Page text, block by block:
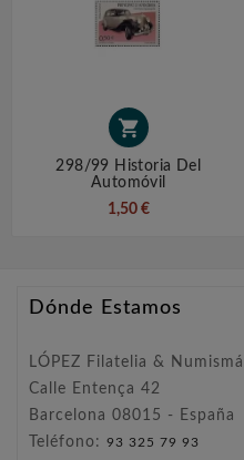

298/99 Historia Del
Automóvil
1,50 €
Dónde Estamos
LÓPEZ Filatelia &
Calle Entença 42
Barcelona 08015 - España
Teléfono: 93 325 79 93